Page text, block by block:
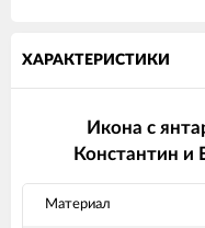
ХАРАКТЕРИСТИКИ
Икона с
Константин и
Материал